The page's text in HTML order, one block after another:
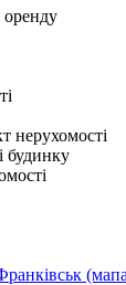
оренду
нерухомості
будинку